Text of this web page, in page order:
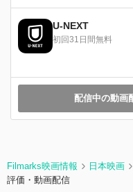
U-NEXT
初回31日間無料
配信中の動画
Filmarks映画情報 日本映画
評価・動画配信